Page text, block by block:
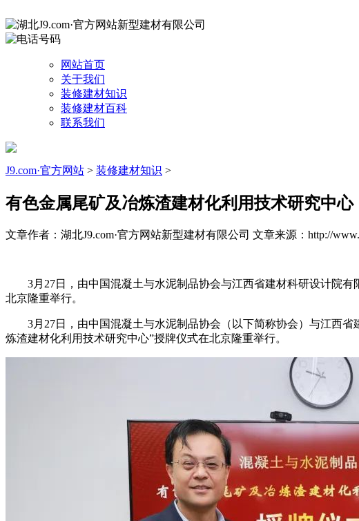
网站首页
关于我们
装修建材知识
装修建材百科
联系我们
J9.com·官方网站 > 装修建材知识 >
有色金属尾矿及冶炼渣建材化利用技术研究中心
文章作者：湖北J9.com·官方网站新型建材有限公司 文章来源：http://
3月27日，由中国混凝土与水泥制品协会与江西省建材科研设计院有
北京隆重举行。
3月27日，由中国混凝土与水泥制品协会（以下简称协会）与江西省
炼渣建材化利用技术研究中心”授牌仪式在北京隆重举行。